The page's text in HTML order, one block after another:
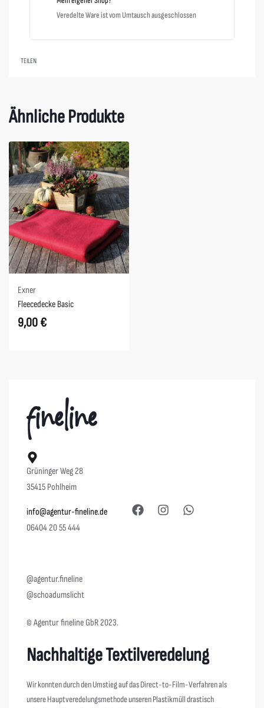
Veredelte Ware ist vom Umtausch ausgeschlossen
TEILEN
Ähnliche Produkte
Exner
Fleecedecke Basic
9,00€
Grüninger Weg 28
35415 Pohlheim
info@agentur-fineline.de
06404 20 55 444
@agentur.fineline
@schoadumslicht
© Agentur fineline GbR 2023.
Nachhaltige Textilveredelung
Wir konnten durch den Umstieg auf das Direct-to-Film-Verfahren als
unsere Hauptveredelungsmethode unseren Plastikmüll drastisch